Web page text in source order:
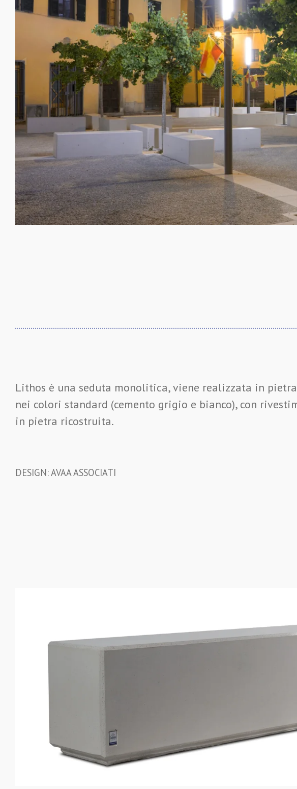
Lithos è una seduta monolitica, viene realizzata in
nei colori standard (cemento grigio e bianco), con
in pietra ricostruita.
DESIGN: AVAA ASSOCIATI